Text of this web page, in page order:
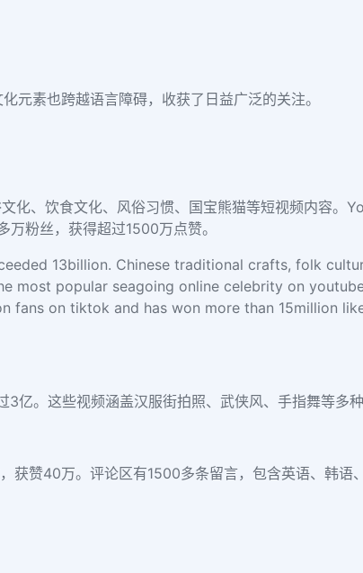
元素也跨越语言障碍，收获了日益广泛的关注。
化、饮食文化、风俗习惯、国宝熊猫等短视频内容。
粉丝，获得超过1500万点赞。
13billion. Chinese traditional crafts, folk
most popular seagoing online celebrity on
fans on tiktok and has won more than 15million
亿。这些视频涵盖汉服街拍照、武侠风、手指舞等多种
获赞40万。评论区有1500多条留言，包含英语、韩语